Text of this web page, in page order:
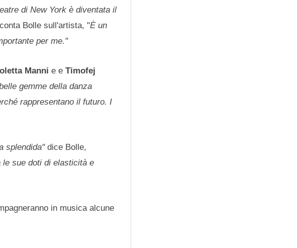
di New York è diventata il
Bolle sull'artista, "È un
per me."
Manni e eTimofej
gemme della danza
rappresentano il futuro. I
splendida"dice Bolle,
le sue doti di elasticità e
in musica alcune